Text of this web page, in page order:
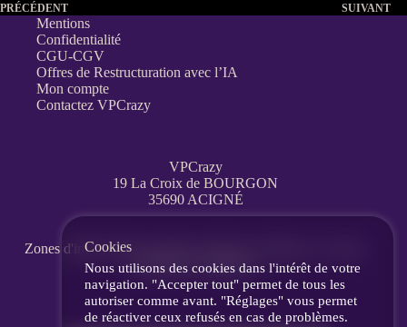
PRÉCÉDENT SUIVANT
Mentions
Confidentialité
CGU-CGV
Offres de Restructuration avec l’IA
Mon compte
Contactez VPCrazy
VPCrazy
19 La Croix de BOURGON
35690 ACIGNÉ
Zones d'interventions partout en France
messagerie, téléphone.
Cookies
Nous utilisons des cookies dans l'intérêt de votre
navigation. "Accepter tout" permet de tous les
autoriser comme avant. "Réglages" vous permet
de réactiver ceux refusés en cas de problèmes.